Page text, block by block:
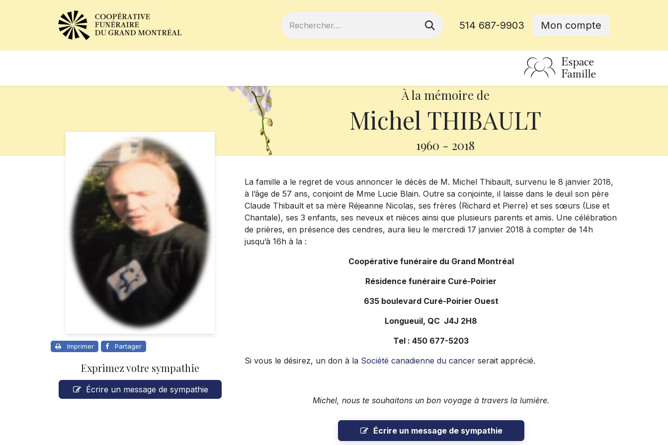
514 687-9903 Mon compte
À la mémoire de
Michel THIBAULT
1960 - 2018
Imprimer Partager
Exprimez votre sympathie
Écrire un message de sympathie
La famille a le regret de vous annoncer le décès de M. Michel Thibault, survenu le 8 janvier 2018,
à l’âge de 57 ans, conjoint de Mme Lucie Blain. Outre sa conjointe, il laisse dans le deuil son père
Claude Thibault et sa mère Réjeanne Nicolas, ses frères (Richard et Pierre) et ses sœurs (Lise et
Chantale), ses 3 enfants, ses neveux et nièces ainsi que plusieurs parents et amis. Une célébration
de prières, en présence des cendres, aura lieu le mercredi 17 janvier 2018 à compter de 14h
jusqu’à 16h à la :
Coopérative funéraire du Grand Montréal
Résidence funéraire Curé-Poirier
635 boulevard Curé-Poirier Ouest
Longueuil, QC J4J 2H8
Tel : 450 677-5203
Si vous le désirez, un don à la Société canadienne du cancer serait apprécié.
Michel, nous te souhaitons un bon voyage à travers la lumière.
Écrire un message de sympathie